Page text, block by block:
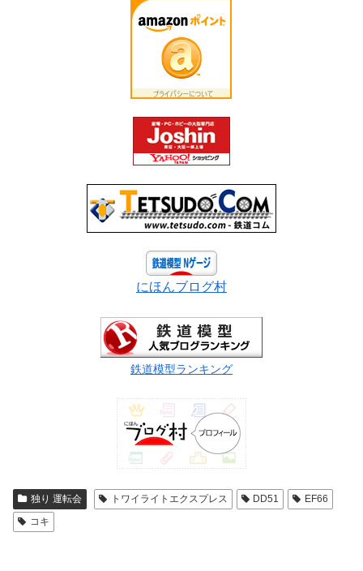
にほんブログ村
鉄道模型ランキング
独り 運転会 トワイライトエクスプレス DD51
EF66
コキ